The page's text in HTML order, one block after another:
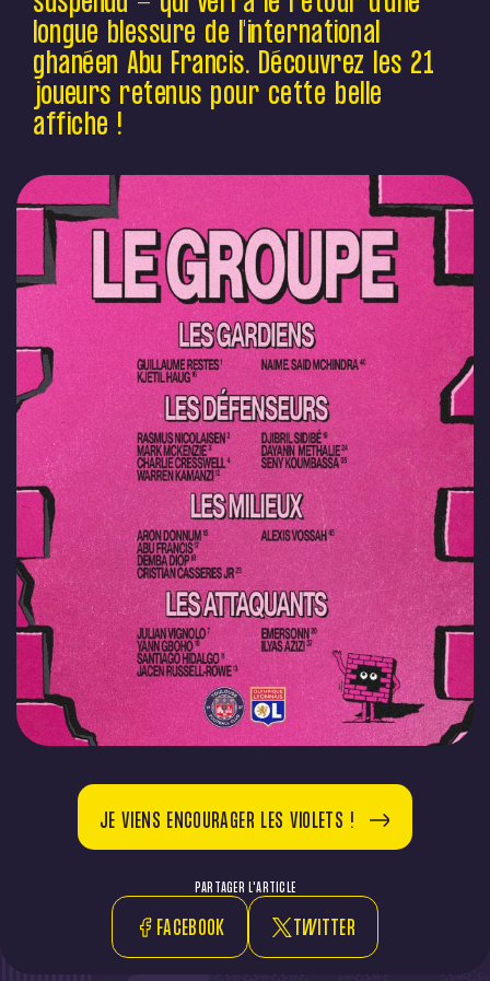
longue blessure de l'international
ghanéen Abu Francis. Découvrez les 21
joueurs retenus pour cette belle
affiche !
JE VIENS ENCOURAGER LES VIOLETS !
PARTAGER L'ARTICLE
FACEBOOK TWITTER